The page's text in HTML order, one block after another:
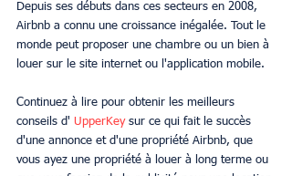
Depuis ses débuts dans ces secteurs en 2008,
Airbnb a connu une croissance inégalée. Tout le
monde peut proposer une chambre ou un bien à
louer sur le site internet ou l'application mobile.
Continuez à lire pour obtenir les meilleurs
conseils d' UpperKey sur ce qui fait le succès
d'une annonce et d'une propriété Airbnb, que
vous ayez une propriété à louer à long terme ou